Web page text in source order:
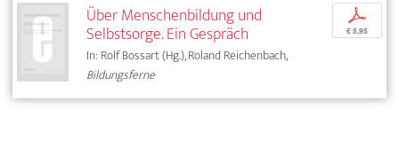
Über Menschenbildung und
Selbstsorge. Ein Gespräch
In: Rolf Bossart (Hg.), Roland Reichenbach,
Bildungsferne
p
€ 5,95